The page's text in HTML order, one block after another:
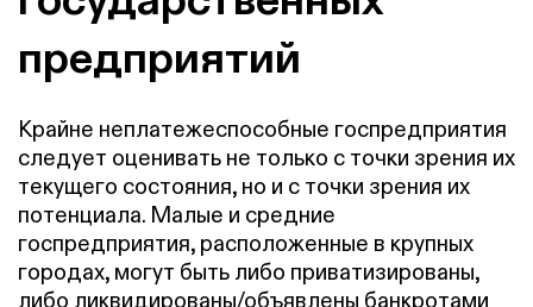
предприятий
Крайне неплатежеспособные госпредприятия
следует оценивать не только с точки зрения их
текущего состояния, но и с точки зрения их
потенциала. Малые и средние
госпредприятия, расположенные в крупных
городах, могут быть либо приватизированы,
либо ликвидированы/объявлены банкротами